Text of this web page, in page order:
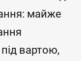
майже
вартою,